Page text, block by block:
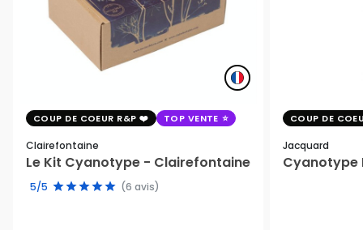
COUP DE COEUR R&P TOP VENTE
Clairefontaine
Le Kit Cyanotype - Clairefontaine
5/5 (6 avis)
COUP DE
Jacquard
Cyanotype